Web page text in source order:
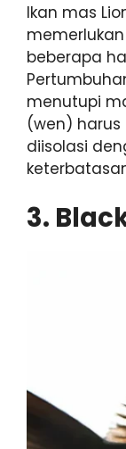
Ikan mas
beberapa
menutupi
(wen)
diisolasi
3.